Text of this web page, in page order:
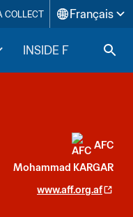
COLLECT Français
INSIDE FIFA
AFC
Mohammad KARGAR
www.aff.org.af